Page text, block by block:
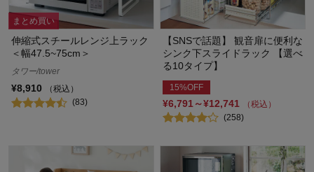
まとめ買い
伸縮式スチールレンジ上ラック
＜幅47.5~75cm＞
タワー/tower
¥8,910
（税込）
(83)
【SNSで話題】 観音扉に便利な
シンク下スライドラック 【選べ
る10タイプ】
15%OFF
¥6,791～¥12,741
（税込）
(258)